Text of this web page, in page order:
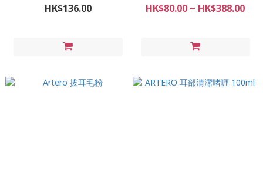
HK$136.00 HK$80.00 ~ HK$388.00